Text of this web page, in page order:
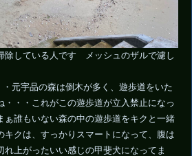
除している人です メッシュのザルで濾し
元宇品の森は倒木が多く、遊歩道をいた
・・・これがこの遊歩道が立入禁止になっ
ぁ誰もいない森の中の遊歩道をキクと一緒
キクは、すっかりスマートになって、腹は
れ上がったいい感じの甲斐犬になってま